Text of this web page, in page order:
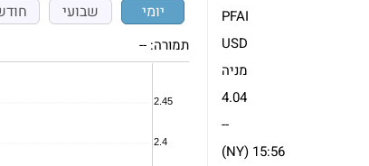
PFAI
USD
מניה
4.04
--
15:56 (NY)
יומי שבועי
תמורה: --